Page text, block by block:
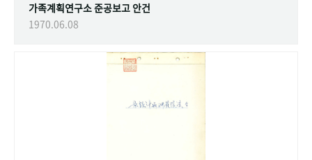
가족계획연구소 준공보고 안건
1970.06.08